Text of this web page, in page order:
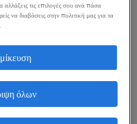
τις επιλογές σου ανά πάσα
να διαβάσεις στην πολιτική μας για τα
όλων